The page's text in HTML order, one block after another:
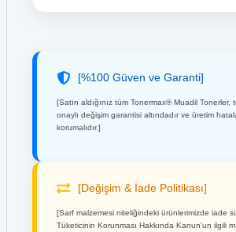
[%100 Güven ve Garanti]
[Satın aldığınız tüm Tonermax® Muadil Tonerler,
onaylı değişim garantisi altındadır ve üretim
korumalıdır.]
[Değişim & İade Politikası]
[Sarf malzemesi niteliğindeki ürünlerimizde iade
Tüketicinin Korunması Hakkında Kanun'un ilgili